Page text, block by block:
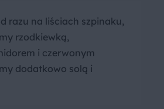
razu na liściach szpinaku,
rzodkiewką,
i czerwonym
dodatkowo solą i